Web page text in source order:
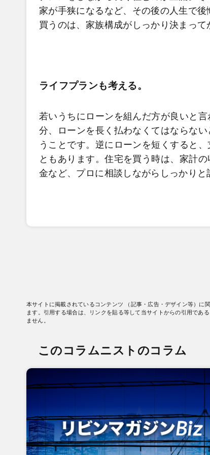
家が手狭になるなど、その後の人生で
買うのは、家族構成がしっかり決まって
ライフプランも考える。
若いうちにローンを組んだ方が良いと
分、ローンを長く払わなくてはならな
うことです。逆にローンを短くすると
ともあります。住宅を買う時は、家計
金など、プロに相談しながらしっかりと
本サイトに掲載されているコンテンツ （記事・広告・デザイン等）に
ます。引用する場合は、リンクを貼る等して当サイトからの引用であ
ません。
このコラムニストのコラム